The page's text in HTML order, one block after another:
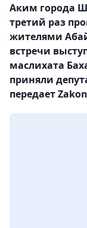
Аким города
третий раз
жителями
встречи
маслихата
приняли
передает